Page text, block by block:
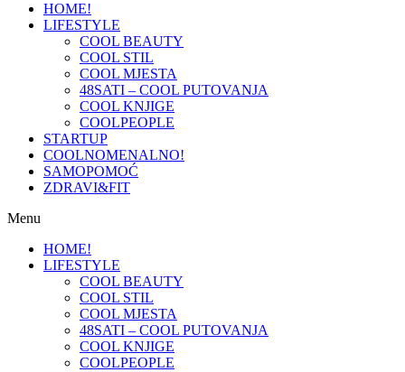
HOME!
LIFESTYLE
COOL BEAUTY
COOL STIL
COOL MJESTA
48SATI – COOL PUTOVANJA
COOL KNJIGE
COOLPEOPLE
STARTUP
COOLNOMENALNO!
SAMOPOMOĆ
ZDRAVI&FIT
Menu
HOME!
LIFESTYLE
COOL BEAUTY
COOL STIL
COOL MJESTA
48SATI – COOL PUTOVANJA
COOL KNJIGE
COOLPEOPLE